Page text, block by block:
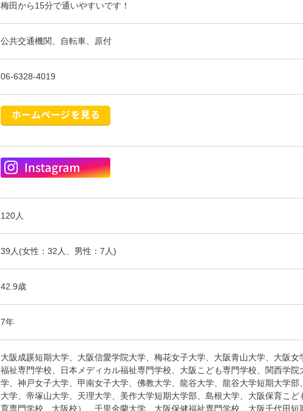
梅田から15分で通いやすいです！
公共交通機関、自転車、原付
06-6328-4019
120人
39人(女性：32人、男性：7人)
42.9歳
7年
大阪成蹊短期大学、大阪信愛学院大学、梅花女子大学、大阪青山大学、大阪
福祉専門学校、日本メディカル福祉専門学校、大阪こども専門学校、関西学
学、神戸女子大学、甲南女子大学、佛教大学、龍谷大学、龍谷大学短期大学
大学、帝塚山大学、天理大学、美作大学短期大学部、島根大学、大阪保育こ
育専門学校 大阪校）、千里金蘭大学、大阪保健福祉専門学校、大阪千代田短